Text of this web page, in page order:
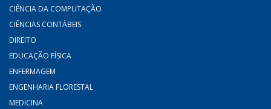
CIÊNCIA DA COMPUTAÇÃO
CIÊNCIAS CONTÁBEIS
DIREITO
EDUCAÇÃO FÍSICA
ENFERMAGEM
ENGENHARIA FLORESTAL
MEDICINA